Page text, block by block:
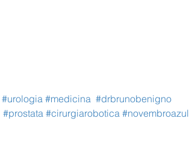
#urologia #medicina #drbrunobenigno
#prostata #cirurgiarobotica #novembroazul